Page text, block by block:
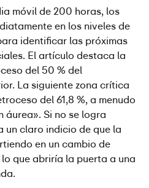
móvil de 200 horas, los
en los niveles de
identificar las próximas
El artículo destaca la
del 50 % del
La siguiente zona crítica
del 61,8 %, a menudo
áurea». Si no se logra
un claro indicio de que la
en un cambio de
que abriría la puerta a una